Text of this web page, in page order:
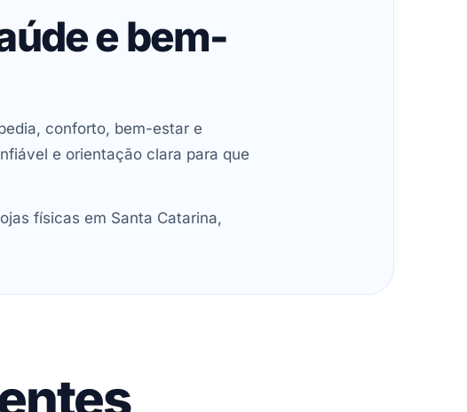
e bem-
conforto, bem-estar e
e orientação clara para que
físicas em Santa Catarina,